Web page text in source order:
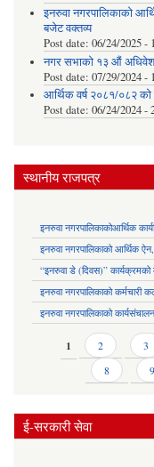
इनरुवा नगरपालिकाको
बजेट वक्तव्य
Post date: 06/24/2025 -
नगर सभाको १३ औं
Post date: 07/29/2024 -
आर्थिक वर्ष २०८१/०८२
Post date: 06/24/2024 -
स्थानीय राजपत्र
इनरुवा नगरपालिकाकोआर्थिक
इनरुवा नगरपालिकाको आर्थिक
“इनरुवा डे (दिवस)”
इनरुवा नगरपालिकाको कर्मचारी
इनरुवा नगरपालिकाको
Pages1 2 3
8
9
ई-सरकारी सेवा